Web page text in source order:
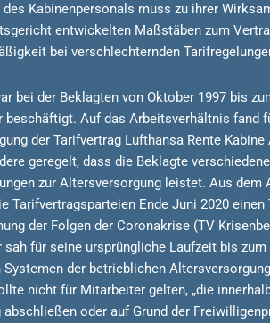
Kabinenpersonals muss zu ihrer
entwickelten Maßstäben zum
bei verschlechternden
bei der Beklagten von Oktober 1997 bis
beschäftigt. Auf das Arbeitsverhältnis fand
der Tarifvertrag Lufthansa Rente
geregelt, dass die Beklagte
zur Altersversorgung leistet. Aus dem
Tarifvertragsparteien Ende Juni 2020
der Folgen der Coronakrise (TV
sah für seine ursprüngliche Laufzeit bis zum
der betrieblichen
nicht für Mitarbeiter gelten, „die
oder auf Grund der